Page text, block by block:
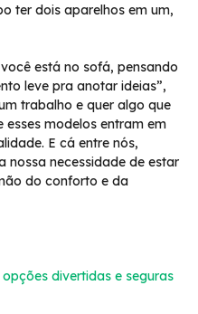
ter dois aparelhos em um,
está no sofá, pensando
leve pra anotar ideias”,
trabalho e quer algo que
esses modelos entram em
E cá entre nós,
nossa necessidade de estar
do conforto e da
divertidas e seguras